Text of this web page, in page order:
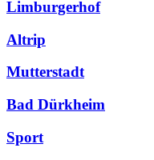
Limburgerhof
Altrip
Mutterstadt
Bad Dürkheim
Sport